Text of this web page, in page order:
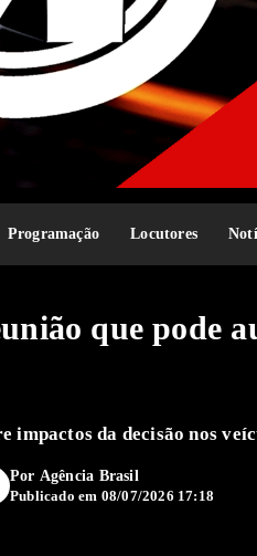
Programação Locutores
que pode
impactos da decisão nos
Por Agência Brasil
Publicado em 08/07/2026 17:18